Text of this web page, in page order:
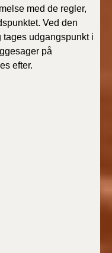
med de regler,
Ved den
udgangspunkt i
på
efter.